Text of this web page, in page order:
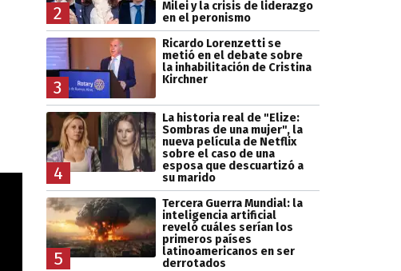
2
Milei y la crisis de liderazgo
en el peronismo
3
Ricardo Lorenzetti se
metió en el debate sobre
la inhabilitación de Cristina
Kirchner
4
La historia real de "Elize:
Sombras de una mujer", la
nueva película de Netflix
sobre el caso de una
esposa que descuartizó a
su marido
5
Tercera Guerra Mundial: la
inteligencia artificial
reveló cuáles serían los
primeros países
latinoamericanos en ser
derrotados